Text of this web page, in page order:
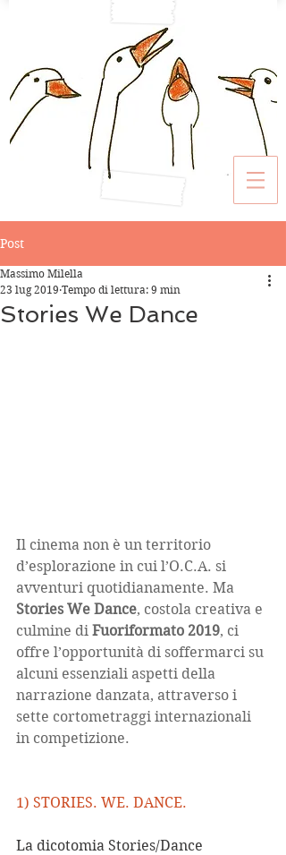
Post
Stories We Dance
Massimo Milella
23 lug 2019 Tempo di lettura: 9 min
Il cinema non è un territorio
d’esplorazione in cui l’O.C.A. si
avventuri quotidianamente. Ma
Stories We Dance, costola creativa e
culmine di Fuoriformato 2019, ci
offre l’opportunità di soffermarci su
alcuni essenziali aspetti della
narrazione danzata, attraverso i
sette cortometraggi internazionali
in competizione.
1) STORIES. WE. DANCE.
La dicotomia Stories/Dance